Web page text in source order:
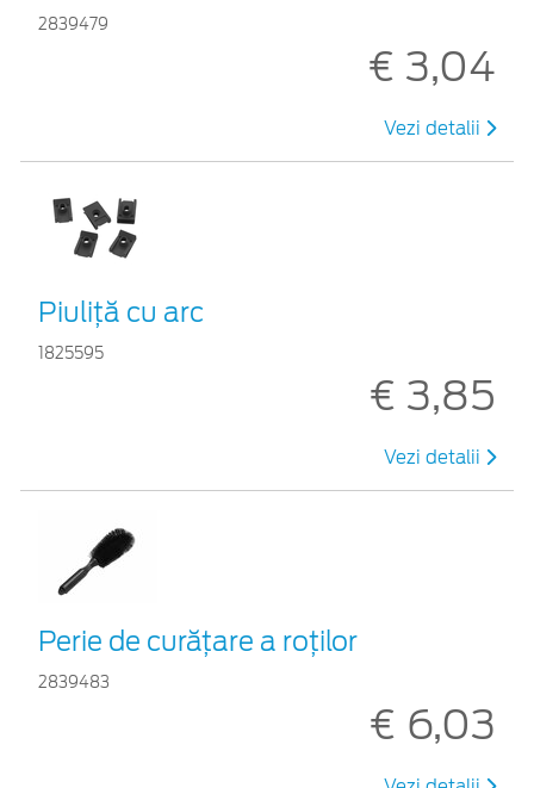
2839479
€ 3,04
Vezi detalii
Piuliță cu arc
1825595
€ 3,85
Vezi detalii
Perie de curățare a roților
2839483
€ 6,03